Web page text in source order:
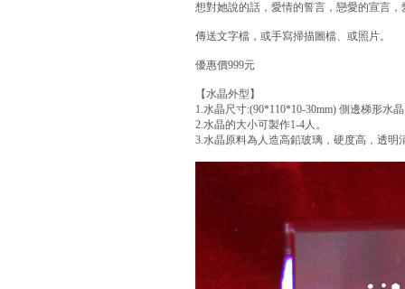
想對她說的話，愛情的誓言，戀愛的宣言
傳送文字檔，或手寫掃描圖檔、或照片。
優惠價999元
【水晶外型】
1.水晶尺寸:(90*110*10-30mm) 側邊梯形水晶
2.水晶的大小可製作1-4人。
3.水晶原料為人造高鉛玻璃，硬度高，透明